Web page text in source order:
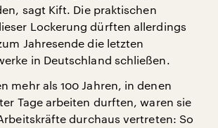
sagt Kift. Die praktischen
Lockerung dürften allerdings
Jahresende die letzten
in Deutschland schließen.
mehr als 100 Jahren, in denen
Tage arbeiten durften, waren sie
durchaus vertreten: So